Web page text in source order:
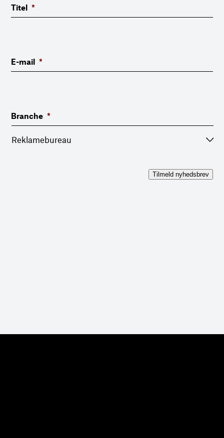
Titel *
E-mail *
Branche *
Tilmeld nyhedsbrev